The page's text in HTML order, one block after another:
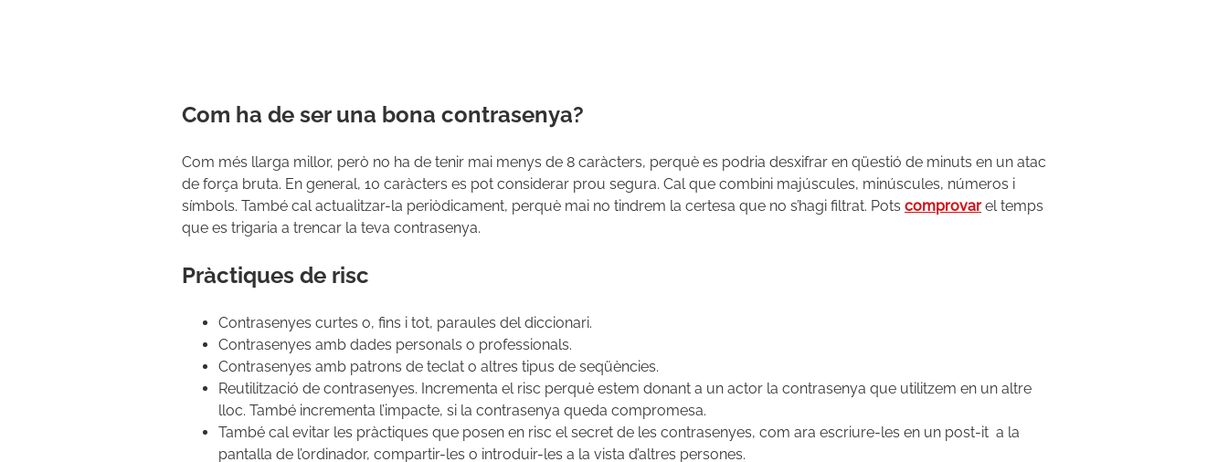
Com ha de ser una bona contrasenya?
Com més llarga millor, però no ha de tenir mai menys de 8 caràcters, perquè es podria desxifrar en qüestió de minuts en un atac
de força bruta. En general, 10 caràcters es pot considerar prou segura. Cal que combini majúscules, minúscules, números i
símbols. També cal actualitzar-la periòdicament, perquè mai no tindrem la certesa que no s’hagi filtrat. Pots comprovarel temps
que es trigaria a trencar la teva contrasenya.
Pràctiques de risc
Contrasenyes curtes o, fins i tot, paraules del diccionari.
Contrasenyes amb dades personals o professionals.
Contrasenyes amb patrons de teclat o altres tipus de seqüències.
Reutilització de contrasenyes. Incrementa el risc perquè estem donant a un actor la contrasenya que utilitzem en un altre
lloc. També incrementa l’impacte, si la contrasenya queda compromesa.
També cal evitar les pràctiques que posen en risc el secret de les contrasenyes, com ara escriure-les en un post-it a la
pantalla de l’ordinador, compartir-les o introduir-les a la vista d’altres persones.